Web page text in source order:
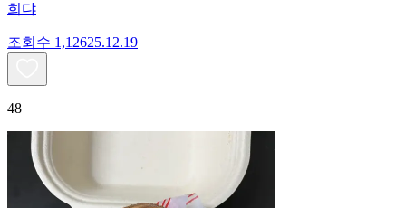
희댜
조회수 1,12625.12.19
48